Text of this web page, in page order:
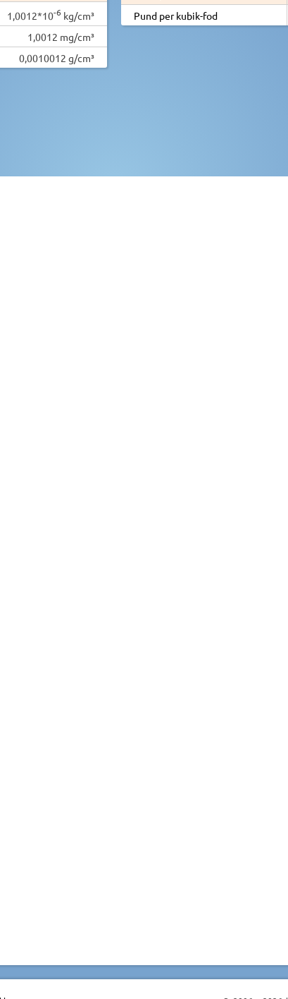
1,0012*10-6 kg/cm³
1,0012 mg/cm³
0,0010012 g/cm³
Pund per kubik-fod